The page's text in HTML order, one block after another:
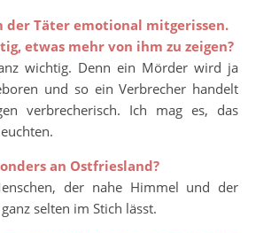
der Täter emotional mitgerissen.
etwas mehr von ihm zu zeigen?
wichtig. Denn ein Mörder wird ja
und so ein Verbrecher handelt
verbrecherisch. Ich mag es, das
an Ostfriesland?
der nahe Himmel und der
selten im Stich lässt.